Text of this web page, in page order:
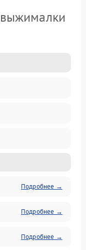
Подробнее →
Подробнее →
Подробнее →